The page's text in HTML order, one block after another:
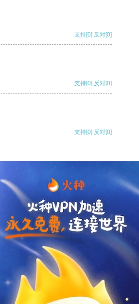
支持[0] 反对[0]
支持[0] 反对[0]
支持[0] 反对[0]
支持
支持[0] 反对[0]
支持[0] 反对[0]